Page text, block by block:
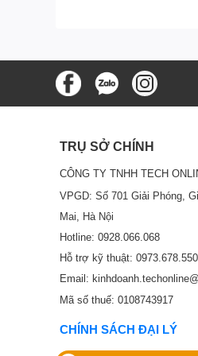
Điện thoại của bạn sẽ tự
Chú ý: Nếu điện thoại
Fi của điện thoại kết nối
Mật khẩu Wi-Fi là mã an
Bước 5:
Chọn tín hiệu Wi-Fi của
Bước 6:
Thiết bị của bạn sẽ kết
TRỤ SỞ CHÍNH
CÔNG TY TNHH TECH
VPGD: Số 701 Giải Phóng,
Mai, Hà Nội
Hotline: 0928.066.068
Hỗ trợ kỹ thuật: 0973.678.550
Email:
Mã số thuế: 0108743917
CHÍNH SÁCH ĐẠI LÝ